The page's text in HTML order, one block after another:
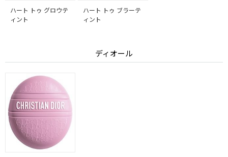
ハート トゥ グロウテ
ィント
ハート トゥ ブラーテ
ィント
ディオール